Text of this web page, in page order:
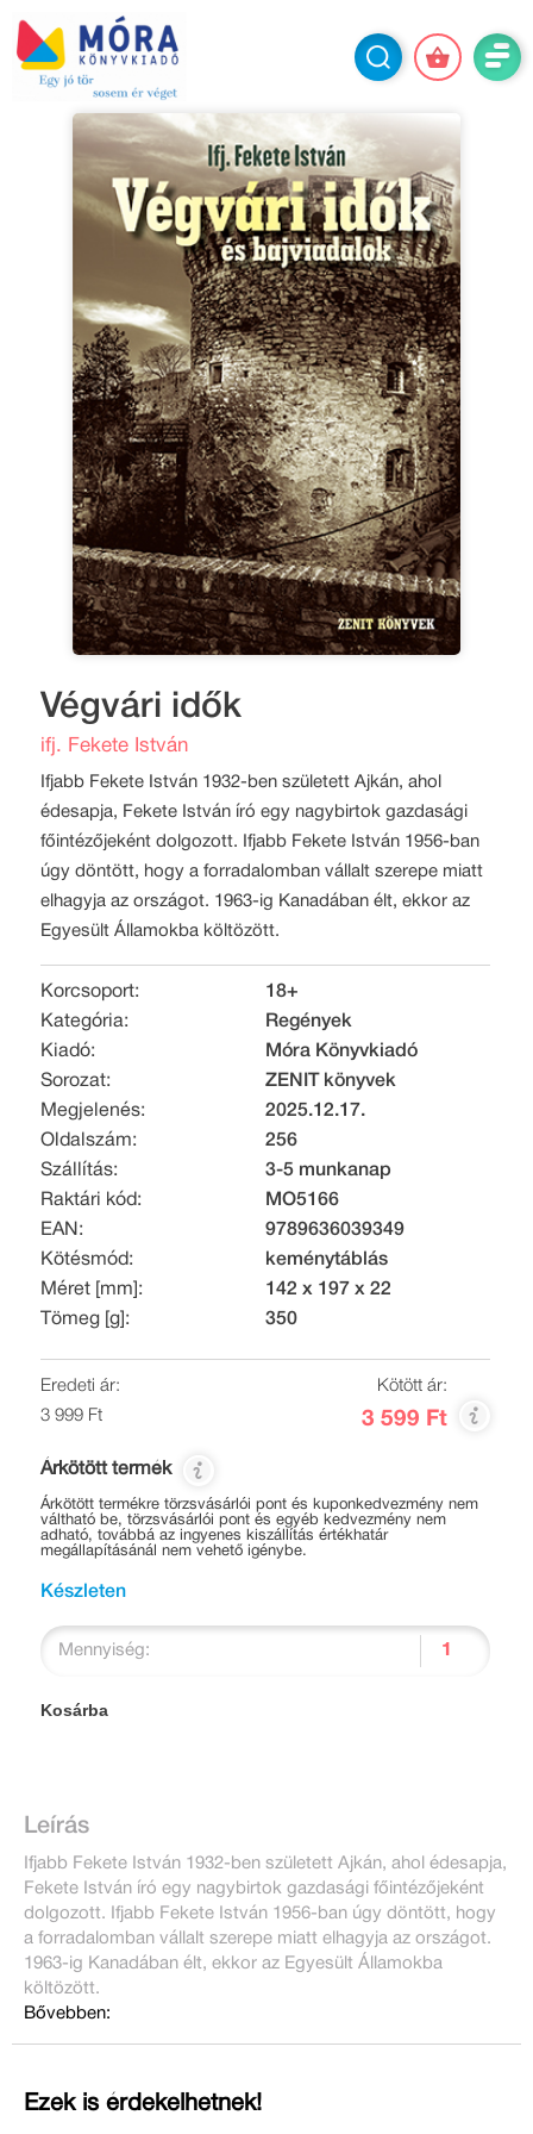
Végvári idők
ifj. Fekete István
Ifjabb Fekete István 1932-ben született Ajkán, ahol
édesapja, Fekete István író egy nagybirtok gazdasági
főintézőjeként dolgozott. Ifjabb Fekete István 1956-ban
úgy döntött, hogy a forradalomban vállalt szerepe miatt
elhagyja az országot. 1963-ig Kanadában élt, ekkor az
Egyesült Államokba költözött.
Korcsoport:
18+
Kategória:
Regények
Kiadó:
Móra Könyvkiadó
Sorozat:
ZENIT könyvek
Megjelenés:
2025.12.17.
Oldalszám:
256
Szállítás:
3-5 munkanap
Raktári kód:
MO5166
EAN:
9789636039349
Kötésmód:
keménytáblás
Méret [mm]:
142 x 197 x 22
Tömeg [g]:
350
Eredeti ár:
3 999 Ft
Kötött ár:
3 599 Ft
Árkötött termék
Árkötött termékre törzsvásárlói pont és kuponkedvezmény nem
váltható be, törzsvásárlói pont és egyéb kedvezmény nem
adható, továbbá az ingyenes kiszállítás értékhatár
megállapításánál nem vehető igénybe.
Készleten
Mennyiség:
Kosárba
Leírás
Ifjabb Fekete István 1932-ben született Ajkán, ahol édesapja,
Fekete István író egy nagybirtok gazdasági főintézőjeként
dolgozott. Ifjabb Fekete István 1956-ban úgy döntött, hogy
a forradalomban vállalt szerepe miatt elhagyja az országot.
1963-ig Kanadában élt, ekkor az Egyesült Államokba
költözött.
Bővebben:
Ezek is érdekelhetnek!